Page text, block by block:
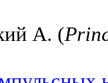
А. (